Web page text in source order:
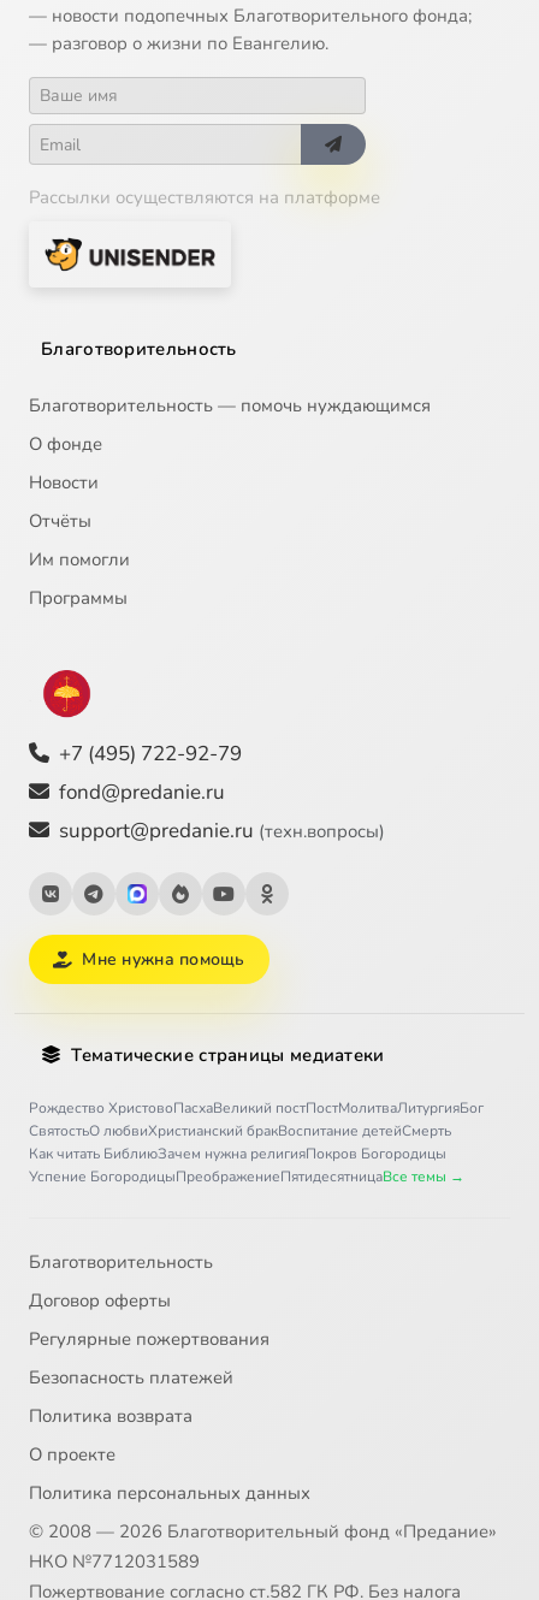
— новости подопечных Благотворительного фонда;
— разговор о жизни по Евангелию.
Рассылки осуществляются на платформе
Благотворительность
Благотворительность — помочь нуждающимся
О фонде
Новости
Отчёты
Им помогли
Программы
+7 (495) 722-92-79
fond@predanie.ru
support@predanie.ru (техн.вопросы)
Мне нужна помощь
Тематические страницы медиатеки
Рождество ХристовоПасхаВеликий постПостМолитваЛитургияБог
СвятостьО любвиХристианский бракВоспитание детейСмерть
Как читать БиблиюЗачем нужна религияПокров Богородицы
Успение БогородицыПреображениеПятидесятницаВсе темы →
Благотворительность
Договор оферты
Регулярные пожертвования
Безопасность платежей
Политика возврата
О проекте
Политика персональных данных
© 2008 — 2026 Благотворительный фонд «Предание»
НКО №7712031589
Пожертвование согласно ст.582 ГК РФ. Без налога